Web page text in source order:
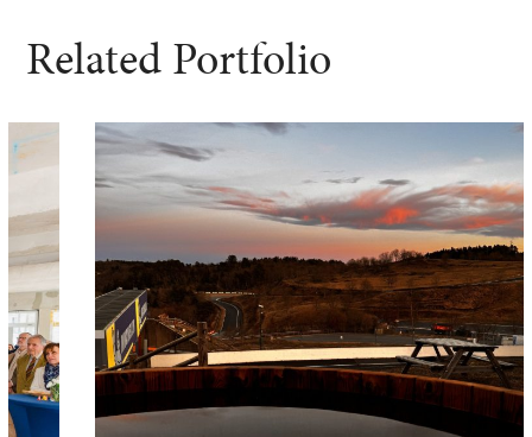
Related Portfolio
Reveal – VALTRA
ÉVÉNÉMENTS PRO